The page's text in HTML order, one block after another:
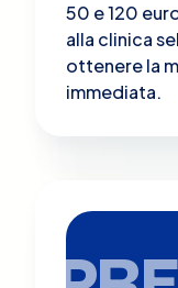
50 e 120
alla clinica
ottenere la
immediata.